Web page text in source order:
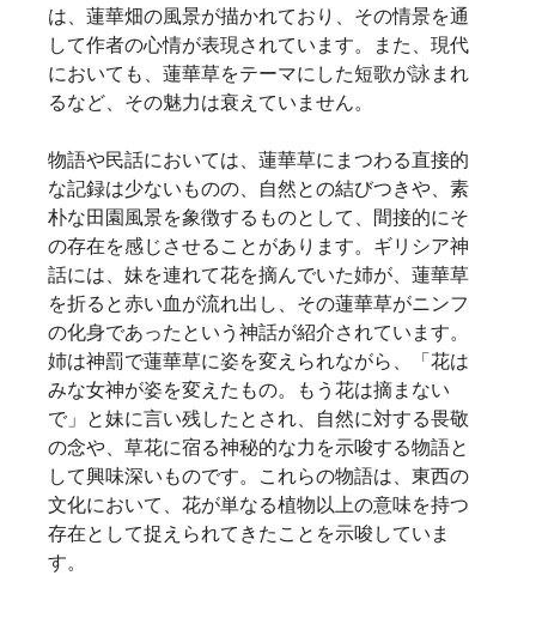
は、蓮華畑の風景が描かれており、その情景を通
して作者の心情が表現されています。また、現代
においても、蓮華草をテーマにした短歌が詠まれ
るなど、その魅力は衰えていません。
物語や民話においては、蓮華草にまつわる直接的
な記録は少ないものの、自然との結びつきや、素
朴な田園風景を象徴するものとして、間接的にそ
の存在を感じさせることがあります。ギリシア神
話には、妹を連れて花を摘んでいた姉が、蓮華草
を折ると赤い血が流れ出し、その蓮華草がニンフ
の化身であったという神話が紹介されています。
姉は神罰で蓮華草に姿を変えられながら、「花は
みな女神が姿を変えたもの。もう花は摘まない
で」と妹に言い残したとされ、自然に対する畏敬
の念や、草花に宿る神秘的な力を示唆する物語と
して興味深いものです。これらの物語は、東西の
文化において、花が単なる植物以上の意味を持つ
存在として捉えられてきたことを示唆していま
す。